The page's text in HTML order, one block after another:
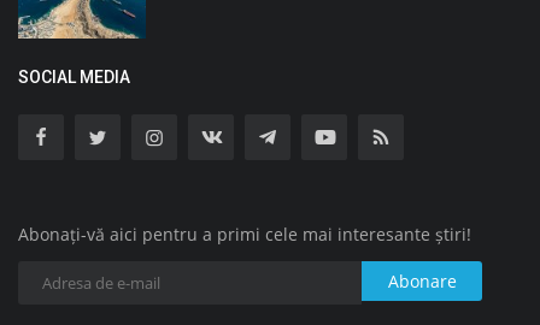
SOCIAL MEDIA
Abonați-vă aici pentru a primi cele mai interesante știri!
Abonare